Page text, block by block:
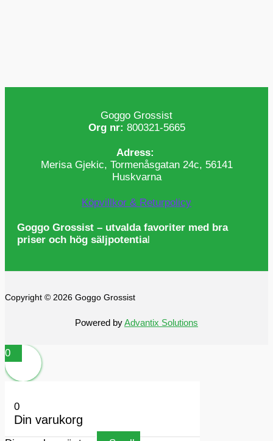
Goggo Grossist
Org nr: 800321-5665
Adress:
Merisa Gjekic, Tormenåsgatan 24c, 56141
Huskvarna
Köpvillkor & Returpolicy
Goggo Grossist – utvalda favoriter med bra
priser och hög säljpotential
Copyright © 2026 Goggo Grossist
Powered byAdvantix Solutions
0
0
Din varukorg